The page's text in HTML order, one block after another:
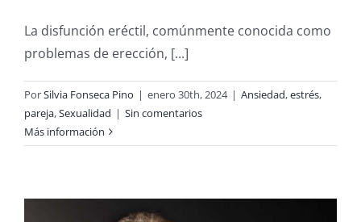
La disfunción eréctil, comúnmente conocida como
problemas de erección, [...]
PorSilvia Fonseca Pino | enero 30th, 2024 | Ansiedad,estrés,
pareja,Sexualidad | Sin comentarios
Más información